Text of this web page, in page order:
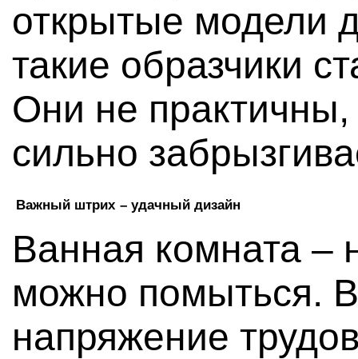
открытые модели
такие образчики
Они не практичны,
сильно
Важный штрих – удачный дизайн
Ванная комната –
можно помыться.
напряжение